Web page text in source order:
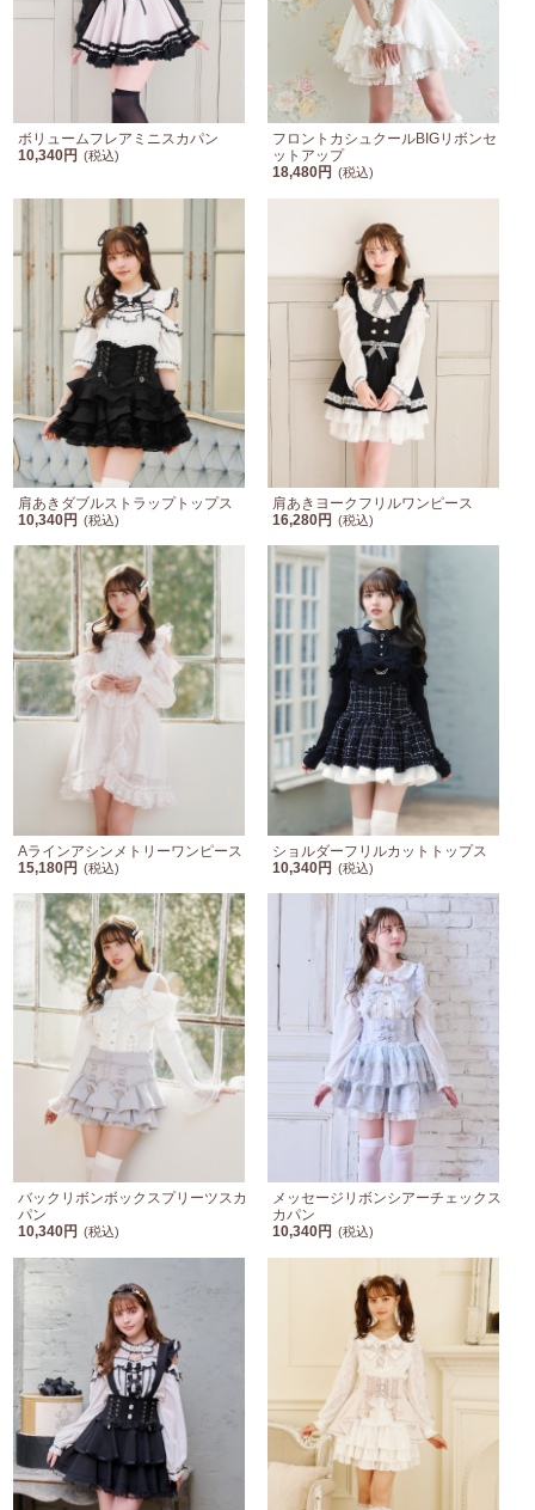
ボリュームフレアミニスカパン
10,340円 (税込)
フロントカシュクールBIGリボンセ
ットアップ
18,480円 (税込)
肩あきダブルストラップトップス
10,340円 (税込)
肩あきヨークフリルワンピース
16,280円 (税込)
Aラインアシンメトリーワンピース
15,180円 (税込)
ショルダーフリルカットトップス
10,340円 (税込)
バックリボンボックスプリーツスカ
パン
10,340円
(税込)
メッセージリボンシアーチェックス
カパン
10,340円 (税込)